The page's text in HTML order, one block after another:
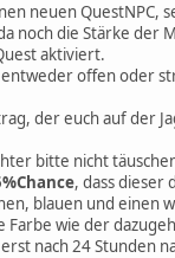
neuen QuestNPC,
noch die Stärke der
aktiviert.
offen oder
der euch auf der
bitte nicht
, dass dieser
blauen und einen
Farbe wie der
nach 24 Stunden